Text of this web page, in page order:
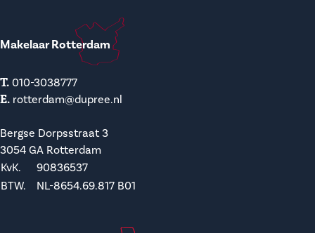
Makelaar Rotterdam
T. 010-3038777
E. rotterdam@dupree.nl
Bergse Dorpsstraat 3
3054 GA Rotterdam
KvK.
90836537
BTW.
NL-8654.69.817 B01